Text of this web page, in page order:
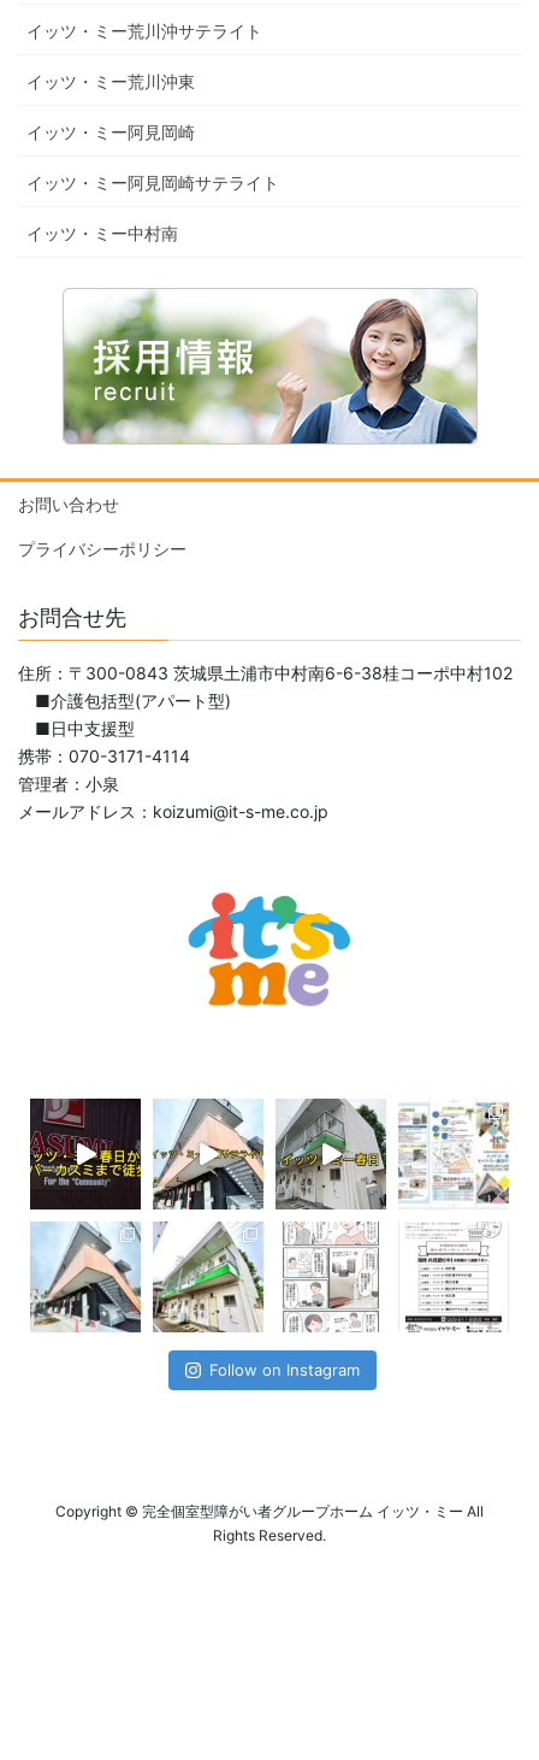
イッツ・ミー荒川沖サテライト
イッツ・ミー荒川沖東
イッツ・ミー阿見岡崎
イッツ・ミー阿見岡崎サテライト
イッツ・ミー中村南
お問い合わせ
プライバシーポリシー
お問合せ先
住所：〒300-0843 茨城県土浦市中村南6-6-38桂コーポ中村102
■介護包括型(アパート型)
■日中支援型
携帯：070-3171-4114
管理者：小泉
メールアドレス：koizumi@it-s-me.co.jp
Follow on Instagram
Copyright © 完全個室型障がい者グループホーム イッツ・ミー All
Rights Reserved.